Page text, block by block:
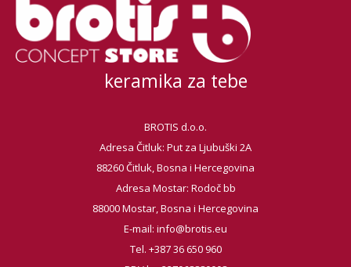
keramika za tebe
BROTIS d.o.o.
Adresa Čitluk: Put za Ljubuški 2A
88260 Čitluk, Bosna i Hercegovina
Adresa Mostar: Rodoč bb
88000 Mostar, Bosna i Hercegovina
E-mail: info@brotis.eu
Tel. +387 36 650 960